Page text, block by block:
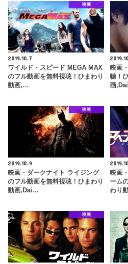
映画
2019.10.7
ワイルド・スピード MEGA MAX
のフル動画を無料視聴！ひまわり
動画,…
映画
聴！
画
映画
2019.10.9
映画・ダークナイト ライジング
のフル動画を無料視聴！ひまわり
動画,Dai…
映画
ーム
わり
映画